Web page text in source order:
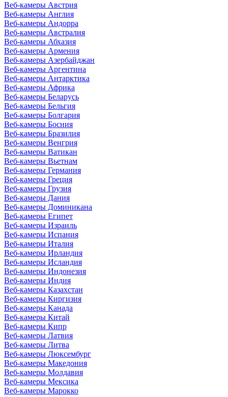
Веб-камеры Австрия
Веб-камеры Англия
Веб-камеры Андорра
Веб-камеры Австралия
Веб-камеры Абхазия
Веб-камеры Армения
Веб-камеры Азербайджан
Веб-камеры Аргентина
Веб-камеры Антарктика
Веб-камеры Африка
Веб-камеры Беларусь
Веб-камеры Бельгия
Веб-камеры Болгария
Веб-камеры Босния
Веб-камеры Бразилия
Веб-камеры Венгрия
Веб-камеры Ватикан
Веб-камеры Вьетнам
Веб-камеры Германия
Веб-камеры Греция
Веб-камеры Грузия
Веб-камеры Дания
Веб-камеры Доминикана
Веб-камеры Египет
Веб-камеры Израиль
Веб-камеры Испания
Веб-камеры Италия
Веб-камеры Ирландия
Веб-камеры Исландия
Веб-камеры Индонезия
Веб-камеры Индия
Веб-камеры Казахстан
Веб-камеры Киргизия
Веб-камеры Канада
Веб-камеры Китай
Веб-камеры Кипр
Веб-камеры Латвия
Веб-камеры Литва
Веб-камеры Люксембург
Веб-камеры Македония
Веб-камеры Молдавия
Веб-камеры Мексика
Веб-камеры Марокко